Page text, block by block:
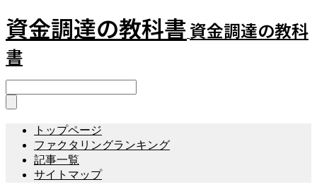
資金調達の教科書 資金調達の教科
書
トップページ
ファクタリングランキング
記事一覧
サイトマップ